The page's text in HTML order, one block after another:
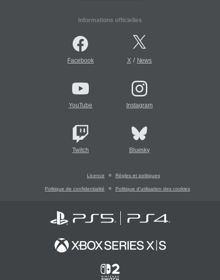
Informations officielles
Facebook X/ News
YouTube Instagram
Twitch Bluesky
Licence Règles et politiques
Politique de confidentialité Politique d'utilisation des cookies